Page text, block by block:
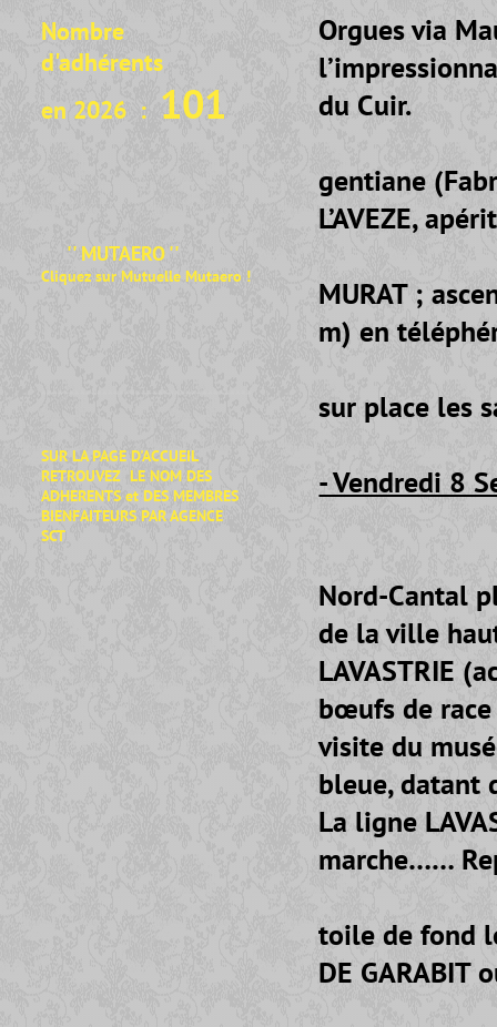
Nombre
d'adhérents
en 2026 : 101
'' MUTAERO ''
Cliquez sur Mutuelle Mutaero !
SUR LA PAGE D'ACCUEIL
RETROUVEZ LE NOM DES
ADHERENTS et DES MEMBRES
BIENFAITEURS PAR AGENCE
SCT
Orgues via
du Cuir.
gentiane
L’AVEZE,
MURAT ;
m) en
sur place les
- Vendredi 8
Nord-Cantal
de la ville
LAVASTRIE
bœufs de
visite du
bleue, datant
La ligne
marche……
toile de fond
DE GARABIT